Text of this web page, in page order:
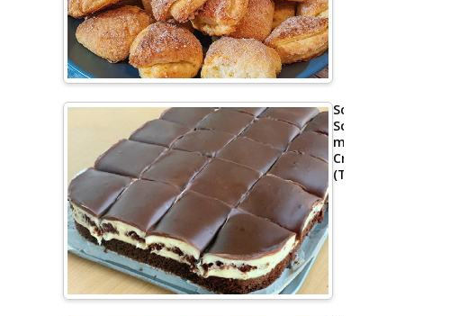
Schoko
Schnitte
mit
Creme
(Tassenrezept)